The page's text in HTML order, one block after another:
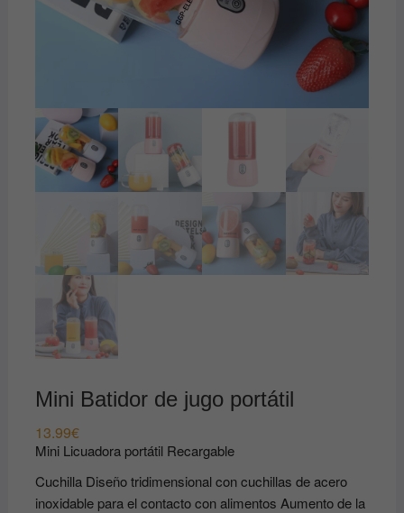
Mini Batidor de jugo portátil
13.99€
Mini Licuadora portátil Recargable
Cuchilla Diseño tridimensional con cuchillas de acero
inoxidable para el contacto con alimentos Aumento de la